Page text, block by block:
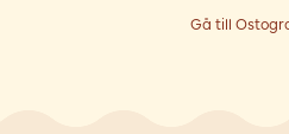
Gå till